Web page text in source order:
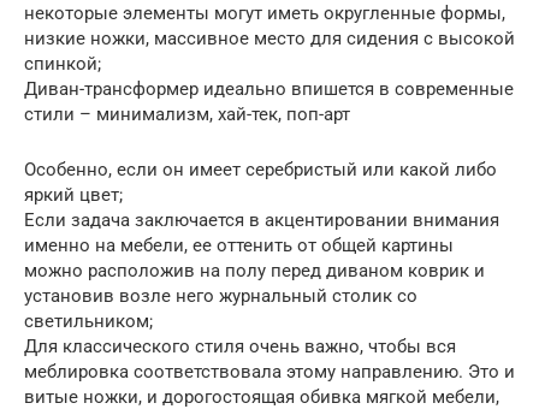
некоторые элементы могут иметь округленные формы,
низкие ножки, массивное место для сидения с высокой
спинкой;
Диван-трансформер идеально впишется в современные
стили – минимализм, хай-тек, поп-арт
Особенно, если он имеет серебристый или какой либо
яркий цвет;
Если задача заключается в акцентировании внимания
именно на мебели, ее оттенить от общей картины
можно расположив на полу перед диваном коврик и
установив возле него журнальный столик со
светильником;
Для классического стиля очень важно, чтобы вся
меблировка соответствовала этому направлению. Это и
витые ножки, и дорогостоящая обивка мягкой мебели,